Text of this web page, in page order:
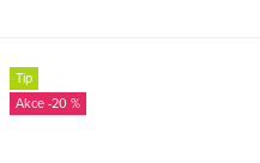
efektem, zatímco Intense...
Tip
-20 %